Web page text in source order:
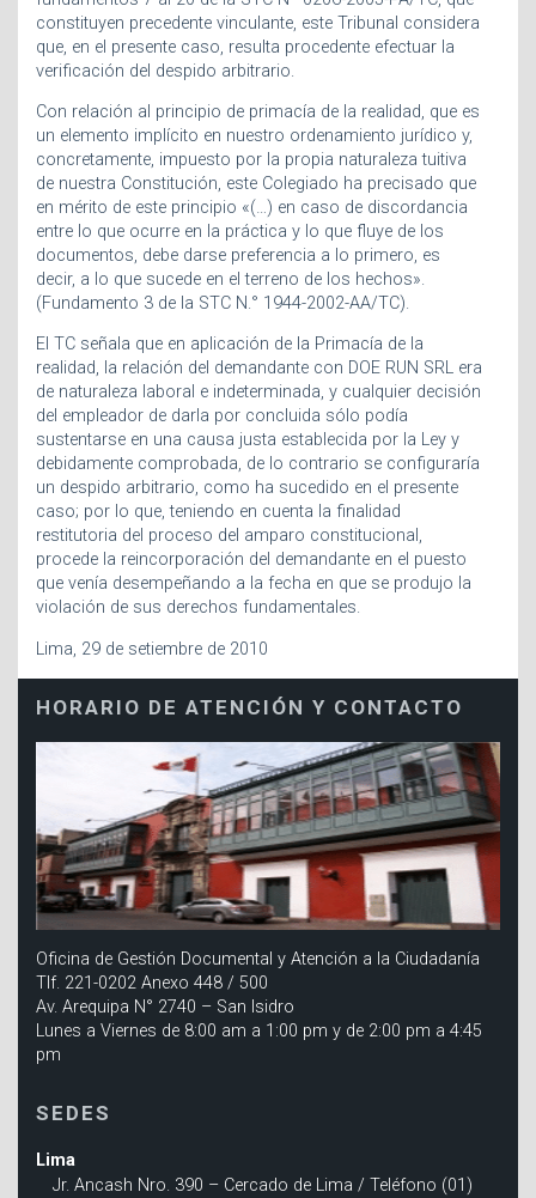
constituyen precedente vinculante, este Tribunal considera
que, en el presente caso, resulta procedente efectuar la
verificación del despido arbitrario.
Con relación al principio de primacía de la realidad, que es
un elemento implícito en nuestro ordenamiento jurídico y,
concretamente, impuesto por la propia naturaleza tuitiva
de nuestra Constitución, este Colegiado ha precisado que
en mérito de este principio «(…) en caso de discordancia
entre lo que ocurre en la práctica y lo que fluye de los
documentos, debe darse preferencia a lo primero, es
decir, a lo que sucede en el terreno de los hechos».
(Fundamento 3 de la STC N.° 1944-2002-AA/TC).
El TC señala que en aplicación de la Primacía de la
realidad, la relación del demandante con DOE RUN SRL era
de naturaleza laboral e indeterminada, y cualquier decisión
del empleador de darla por concluida sólo podía
sustentarse en una causa justa establecida por la Ley y
debidamente comprobada, de lo contrario se configuraría
un despido arbitrario, como ha sucedido en el presente
caso; por lo que, teniendo en cuenta la finalidad
restitutoria del proceso del amparo constitucional,
procede la reincorporación del demandante en el puesto
que venía desempeñando a la fecha en que se produjo la
violación de sus derechos fundamentales.
Lima, 29 de setiembre de 2010
HORARIO DE ATENCIÓN Y CONTACTO
Oficina de Gestión Documental y Atención a la Ciudadanía
Tlf. 221-0202 Anexo 448 / 500
Av. Arequipa N° 2740 – San Isidro
Lunes a Viernes de 8:00 am a 1:00 pm y de 2:00 pm a 4:45
pm
SEDES
Lima
Jr. Ancash Nro. 390 – Cercado de Lima / Teléfono (01)